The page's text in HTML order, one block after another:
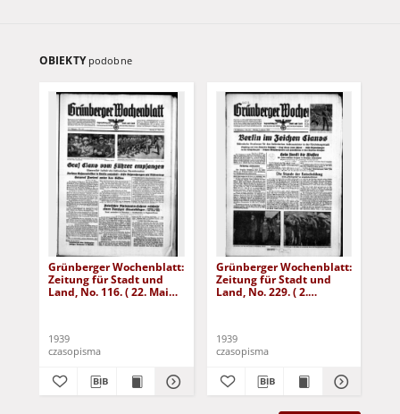
OBIEKTY podobne
Grünberger Wochenblatt:
Zeitung für Stadt und
Land, No. 116. ( 22. Mai
1939
czasopisma
Grünberger Wochenblatt:
Zeitung für Stadt und
Land, No. 229. ( 2.
1939
czasopisma